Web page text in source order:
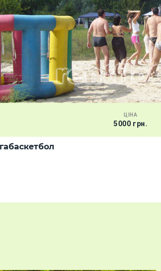
ЦІНА
5000 грн.